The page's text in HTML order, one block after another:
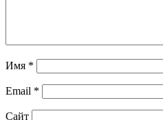
Имя *
Email *
Сайт